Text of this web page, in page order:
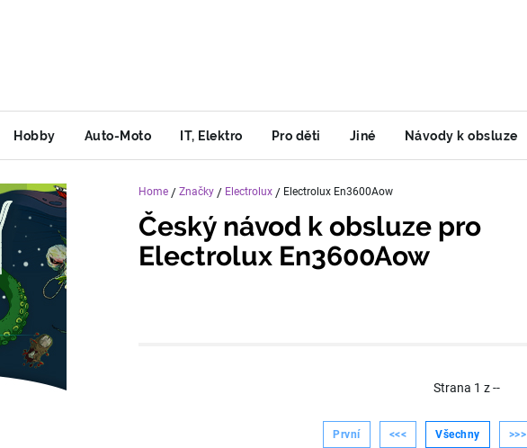
Hobby Auto-Moto IT, Elektro Pro děti Jiné Návody k obsluze
Home / Značky / Electrolux / Electrolux En3600Aow
Český návod k obsluze pro
Electrolux En3600Aow
Strana 1 z--
První <<< Všechny >>>